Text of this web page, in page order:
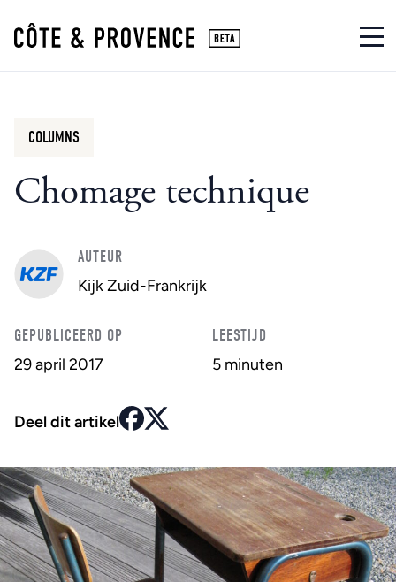
Chomage technique
COLUMNS
AUTEUR
Kijk Zuid-Frankrijk
GEPUBLICEERD OP
29 april 2017
LEESTIJD
5 minuten
Deel dit artikel